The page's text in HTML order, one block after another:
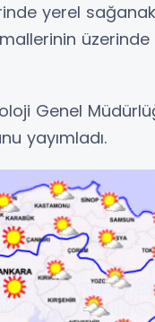
yerel
Genel
yayımladı.